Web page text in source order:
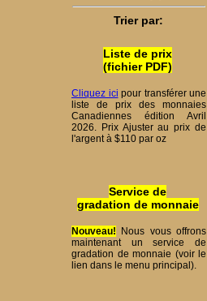
Trier par:
Liste de prix
(fichier PDF)
Cliquez ici pour transférer une
liste de prix des monnaies
Canadiennes édition Avril
2026. Prix Ajuster au prix de
l'argent à $110 par oz
Service de
gradation de monnaie
Nouveau! Nous vous offrons
maintenant un service de
gradation de monnaie (voir le
lien dans le menu principal).